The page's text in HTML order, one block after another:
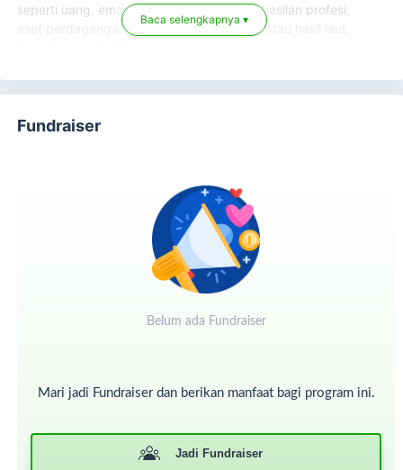
seperti uang, emas, surat berharga, penghasilan profesi,
aset perdagangan, hasil barang tambang atau hasil laut,
Sebagaimana yang dijelaskan oleh Syaikh Dr. Yusuf Al-
Qardhawi dalam kitabnyaFiqh uz-Zakah, zakat maal
meliputi:
2. Zakat atas aset perdagangan;
3. Zakat atas hewan ternak;
4. Zakat atas hasil pertanian;
5. Zakat atas hasil olahan tanaman dan hewan;
6. Zakat atas hasil tambang dan tangkapan laut;
8. Zakat atas hasil jasa profesi;
Syarat harta yang terkena kewajiban zakat maal:
Baca selengkapnya ▾
Fundraiser
Belum ada Fundraiser
Mari jadi Fundraiser dan berikan manfaat bagi program ini.
Jadi Fundraiser